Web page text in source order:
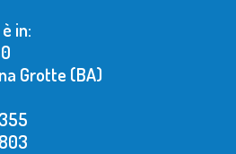
in:
Grotte (BA)